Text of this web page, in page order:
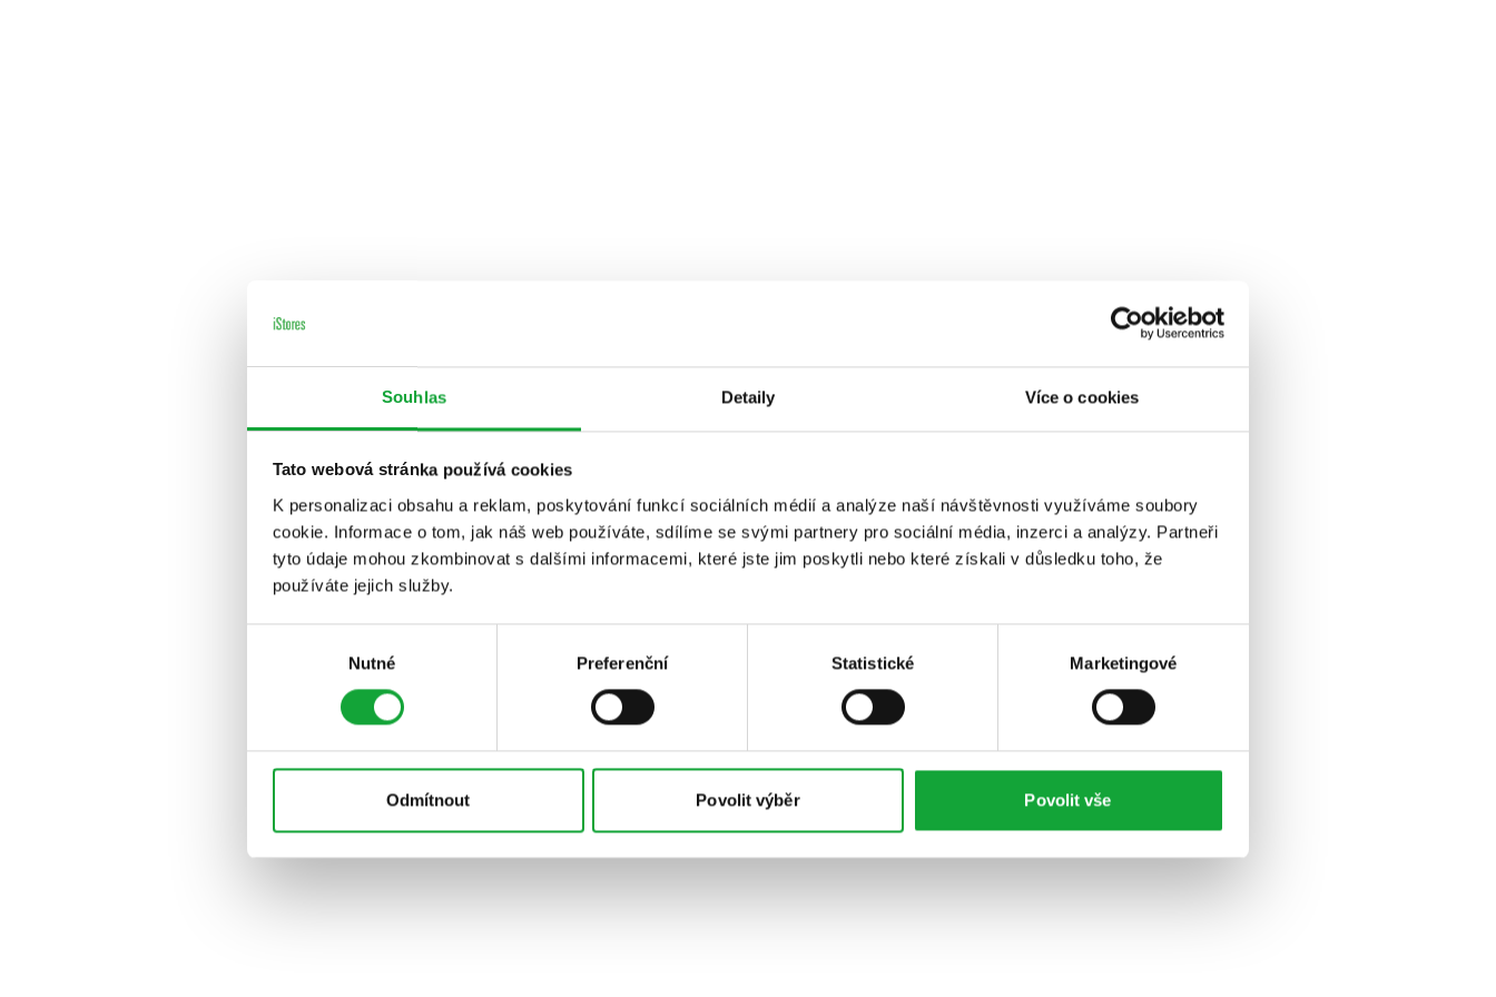
Souhlas Detaily Více o cookies
Tato webová stránka používá cookies
K personalizaci obsahu a reklam, poskytování funkcí sociálních médií a analýze naší návštěvnosti využíváme soubory
cookie. Informace o tom, jak náš web používáte, sdílíme se svými partnery pro sociální média, inzerci a analýzy. Partneři
tyto údaje mohou zkombinovat s dalšími informacemi, které jste jim poskytli nebo které získali v důsledku toho, že
používáte jejich služby.
Nutné Preferenční Statistické Marketingové
Odmítnout Povolit výběr Povolit vše